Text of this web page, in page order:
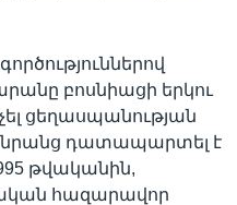
բոսնիացի երկու
ցեղասպանության
նրանց դատապարտել է
թվականին,
հազարավոր